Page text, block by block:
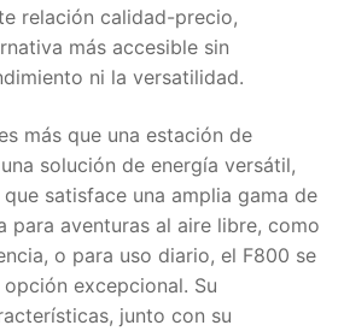
relación calidad-precio,
más accesible sin
ni la versatilidad.
más que una estación de
solución de energía versátil,
satisface una amplia gama de
para aventuras al aire libre, como
o para uso diario, el F800 se
excepcional. Su
junto con su